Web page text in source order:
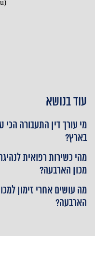
עוד בנושא
מי עורך דין התעבורה הכי
בארץ?
מהי כשירות רפואית
מכון הארבעה?
מה עושים אחרי זימון
הארבעה?